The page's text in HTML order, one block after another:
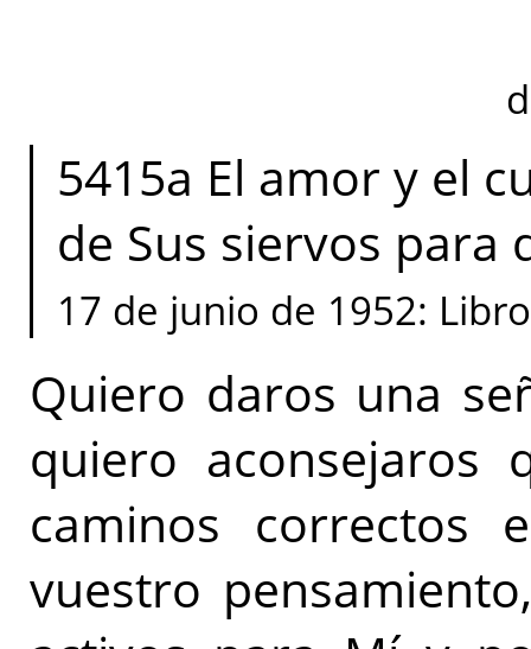
5415a El amor y el
de Sus siervos para
17 de junio de 1952:
Quiero daros una
quiero aconsejaros
caminos correctos
vuestro